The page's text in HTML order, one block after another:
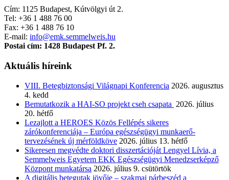
Cím: 1125 Budapest, Kútvölgyi út 2.
Tel: +36 1 488 76 00
Fax: +36 1 488 76 10
E-mail: info@emk.semmelweis.hu
Postai cím: 1428 Budapest Pf. 2.
Aktuális híreink
VIII. Betegbiztonsági Világnapi Konferencia 2026. augusztus
4. kedd
Bemutatkozik a HAI-SO projekt cseh csapata 2026. július
20. hétfő
Lezajlott a HEROES Közös Fellépés sikeres
zárókonferenciája – Európa egészségügyi munkaerő-
tervezésének új mérföldköve 2026. július 13. hétfő
Sikeresen megvédte doktori disszertációját Lengyel Lívia, a
Semmelweis Egyetem EKK Egészségügyi Menedzserképző
Központ munkatársa 2026. július 9. csütörtök
A digitális betegutak jövője – szakmai párbeszéd a